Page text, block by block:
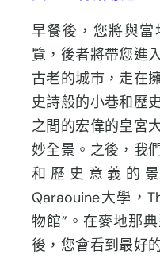
早餐後，您將與
覽， 後者將帶您進
古老的城市，走在
史詩般的小巷和歷
之間的宏偉的皇宮
妙全景。之後， 我
和歷史意義的
Qaraouine大學，
物館”。 在麥地那
後， 您會看到最好